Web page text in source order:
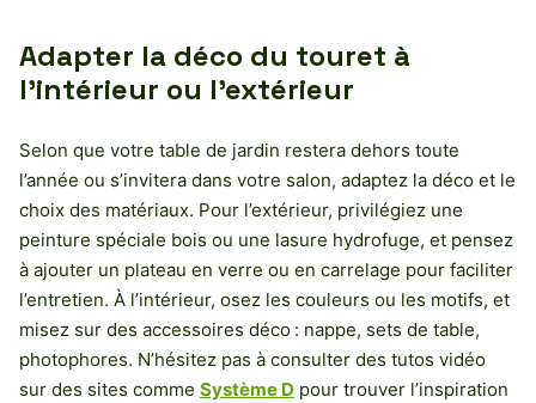
Adapter la déco du touret à
l’intérieur ou l’extérieur
Selon que votre table de jardin restera dehors toute
l’année ou s’invitera dans votre salon, adaptez la déco et le
choix des matériaux. Pour l’extérieur, privilégiez une
peinture spéciale bois ou une lasure hydrofuge, et pensez
à ajouter un plateau en verre ou en carrelage pour faciliter
l’entretien. À l’intérieur, osez les couleurs ou les motifs, et
misez sur des accessoires déco : nappe, sets de table,
photophores. N’hésitez pas à consulter des tutos vidéo
sur des sites comme Système D pour trouver l’inspiration